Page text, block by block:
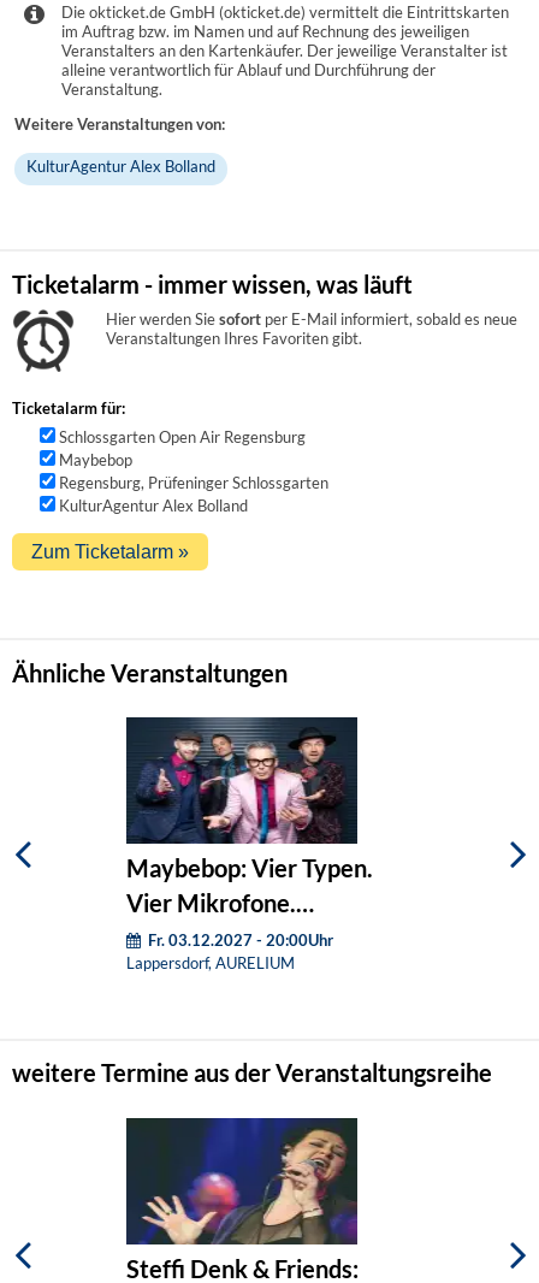
Die okticket.de GmbH (okticket.de) vermittelt die Eintrittskarten
im Auftrag bzw. im Namen und auf Rechnung des jeweiligen
Veranstalters an den Kartenkäufer. Der jeweilige Veranstalter ist
alleine verantwortlich für Ablauf und Durchführung der
Veranstaltung.
Weitere Veranstaltungen von:
KulturAgentur Alex Bolland
Ticketalarm - immer wissen, was läuft
Hier werden Siesofort per E-Mail informiert, sobald es neue
Veranstaltungen Ihres Favoriten gibt.
Ticketalarm für:
Schlossgarten Open Air Regensburg
Maybebop
Regensburg, Prüfeninger Schlossgarten
KulturAgentur Alex Bolland
Ähnliche Veranstaltungen
Maybebop: Vier Typen.
Vier Mikrofone.
Weihnachten.
Fr. 03.12.2027 - 20:00Uhr
Lappersdorf, AURELIUM
weitere Termine aus der Veranstaltungsreihe
Steffi Denk & Friends: